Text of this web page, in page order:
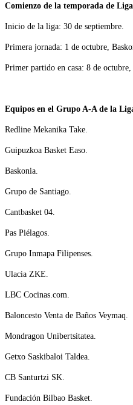
Comienzo de la temporada de
Inicio de la liga: 30 de septiembre.
Primera jornada: 1 de octubre,
Primer partido en casa: 8 de
Equipos en el Grupo A-A de la
Redline Mekanika Take.
Guipuzkoa Basket Easo.
Baskonia.
Grupo de Santiago.
Cantbasket 04.
Pas Piélagos.
Grupo Inmapa Filipenses.
Ulacia ZKE.
LBC Cocinas.com.
Baloncesto Venta de Baños Veymaq.
Mondragon Unibertsitatea.
Getxo Saskibaloi Taldea.
CB Santurtzi SK.
Fundación Bilbao Basket.